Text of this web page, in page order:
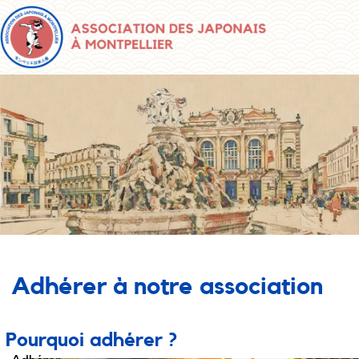
Adhérer à notre association
Pourquoi adhérer ?